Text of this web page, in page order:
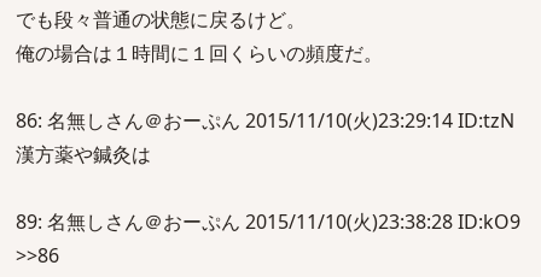
でも段々普通の状態に戻るけど。
俺の場合は１時間に１回くらいの頻度だ。
86: 名無しさん＠おーぷん 2015/11/10(火)23:29:14 ID:tzN
漢方薬や鍼灸は
89: 名無しさん＠おーぷん 2015/11/10(火)23:38:28 ID:kO9
>>86